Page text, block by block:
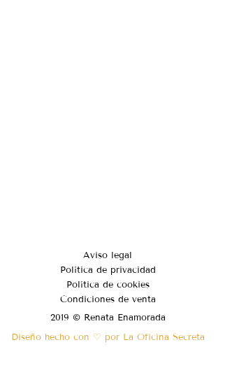
Aviso legal
Política de privacidad
Política de cookies
Condiciones de venta
2019 © Renata Enamorada
Diseño hecho con ♡ por La Oficina Secreta